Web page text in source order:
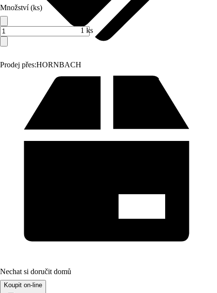
Prodej přes:HORNBACH
Množství (ks)
1 ks
Nechat si doručit domů
Koupit on-line